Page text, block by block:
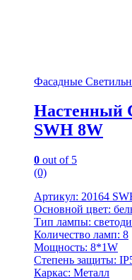
Фасадные
Настенный
SWH 8W
0 out of 5
(0)
Артикул: 20164
Основной цвет:
Тип лампы:
Количество ламп: 8
Мощность: 8*1W
Степень защиты:
Каркас: Металл